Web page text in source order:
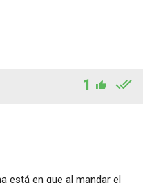
1
está en que al mandar el